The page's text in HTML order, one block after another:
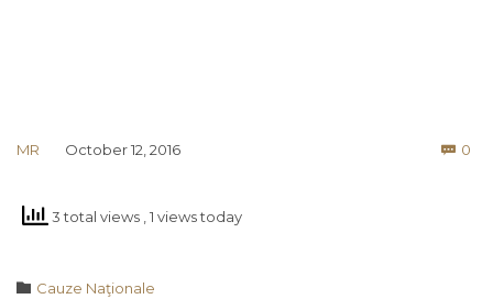
MR October 12, 2016  0
3 total views , 1 views today
 Category
Cauze Naţionale